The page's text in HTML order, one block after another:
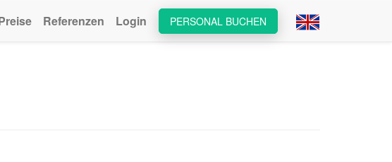
PERSONAL BUCHEN
Referenzen Login